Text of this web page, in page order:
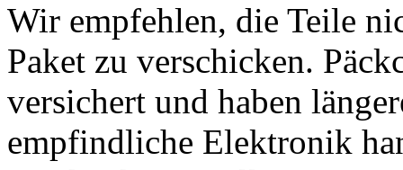
Wir empfehlen, die Teile
Paket zu verschicken.
versichert und haben
empfindliche Elektronik